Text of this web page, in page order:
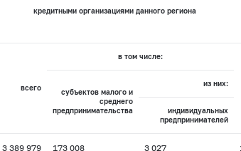
кредитными организациями данного региона
всего
в том числе:
субъектов малого и
среднего
предпринимательства
из них:
индивидуальных
предпринимателей
3 389 979 173 008 3 027